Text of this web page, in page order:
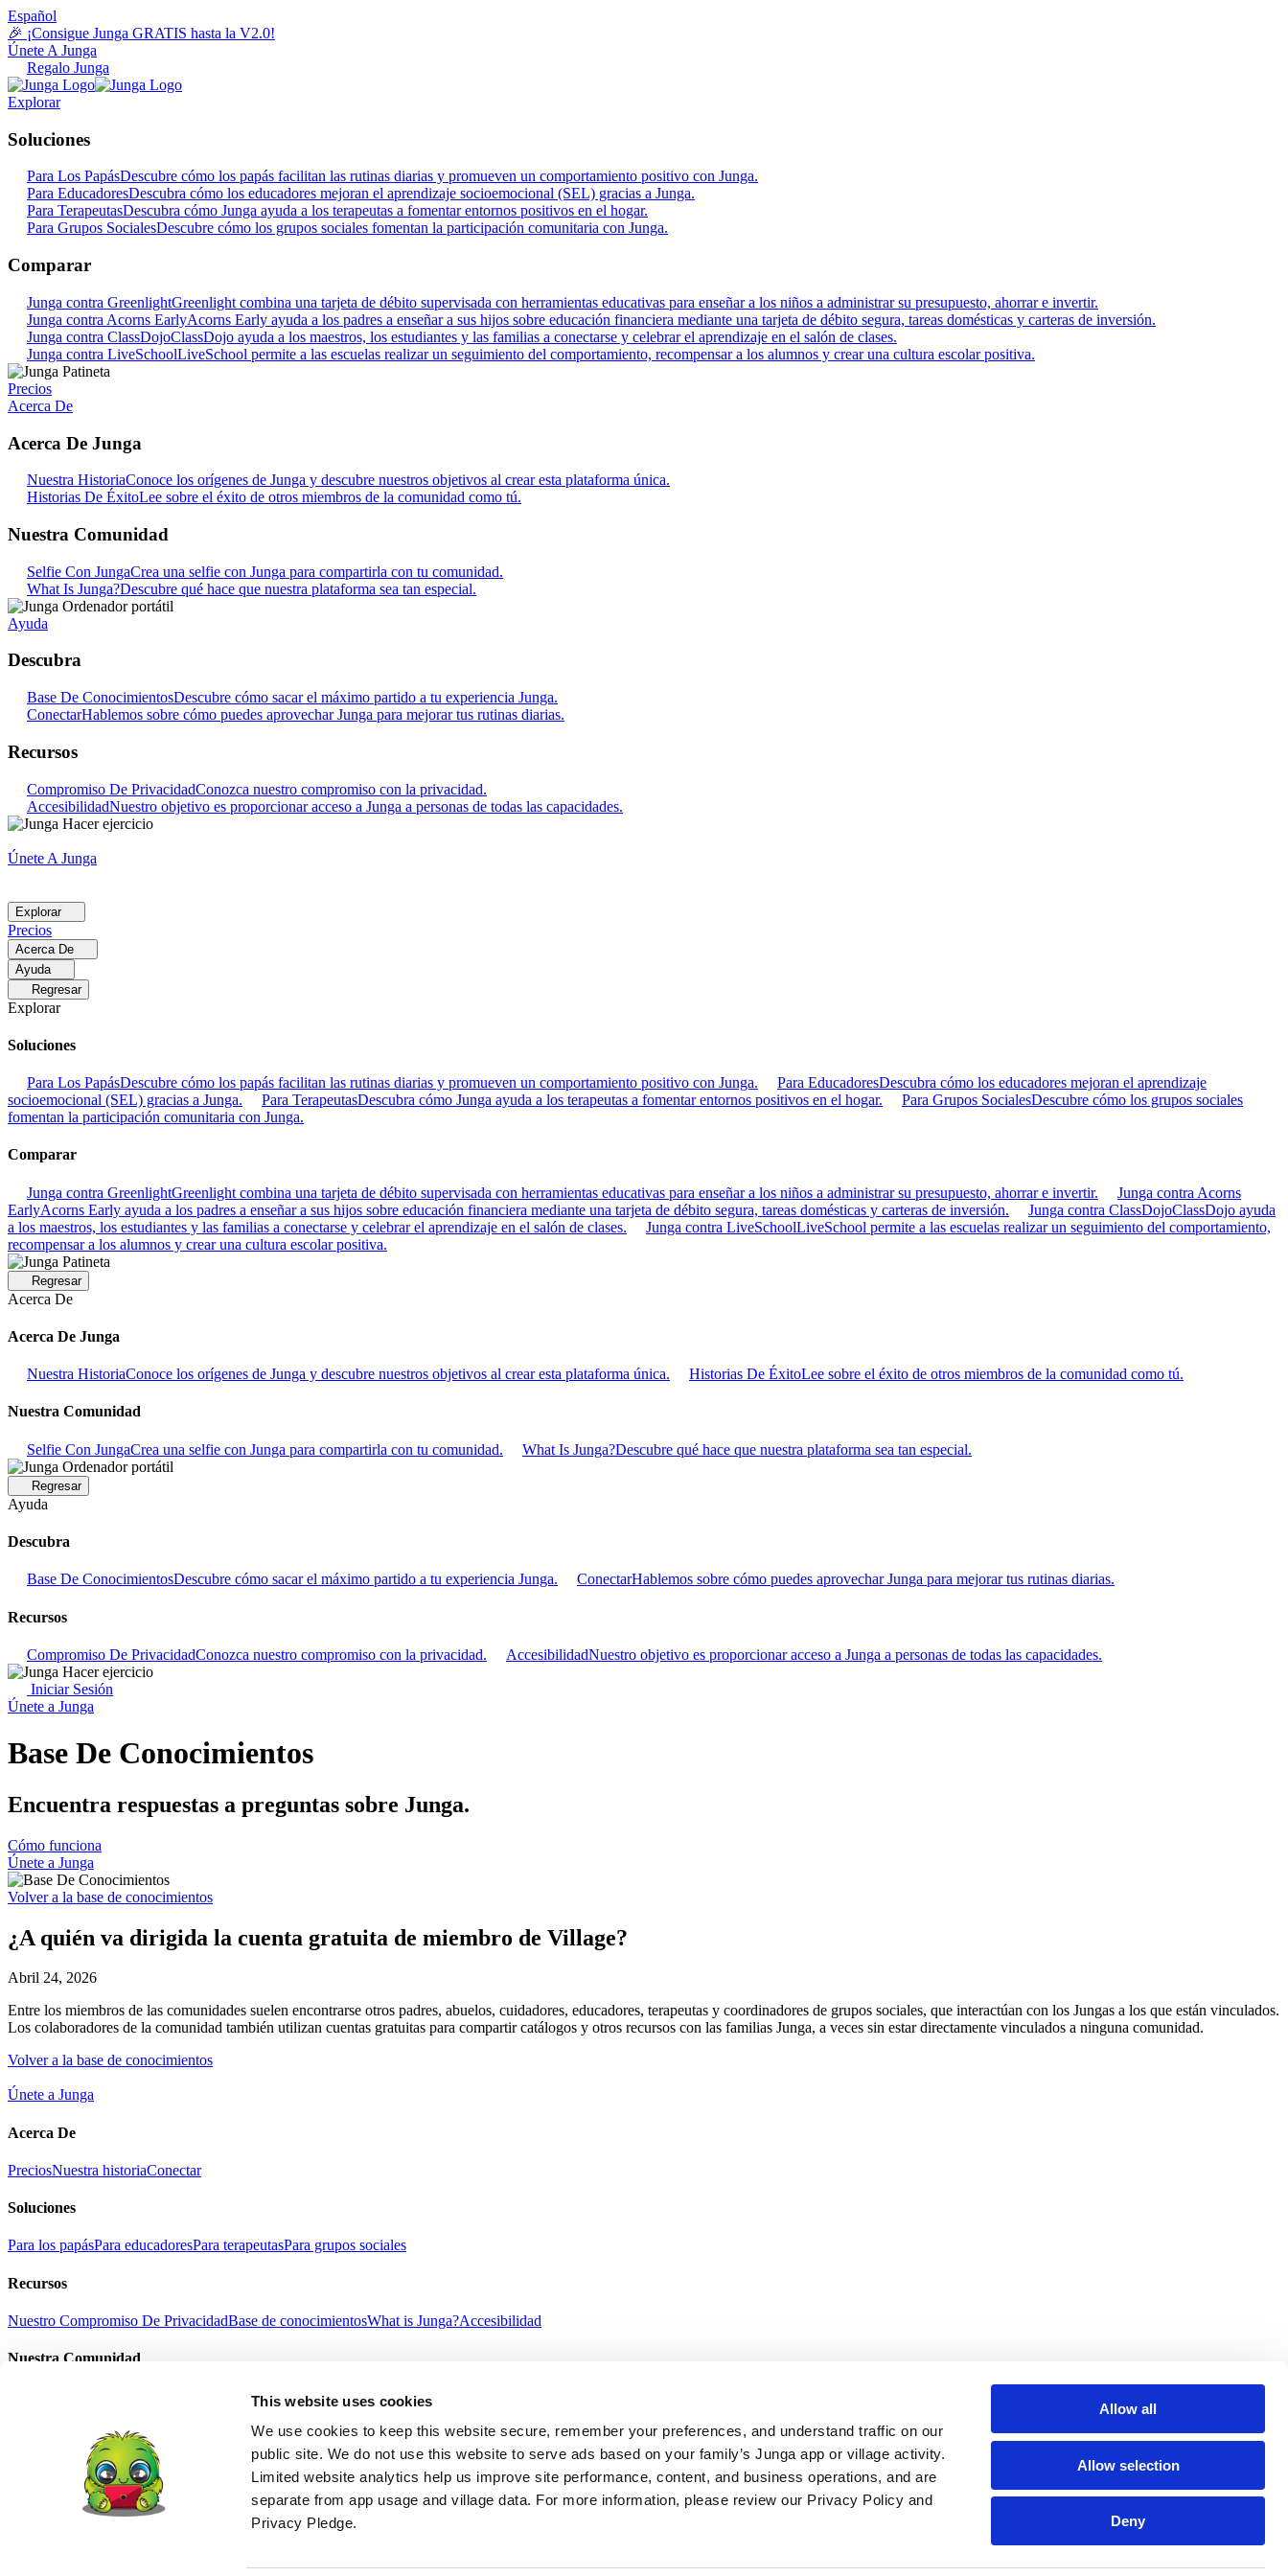
This website uses cookies
We use cookies to keep this website secure, remember your preferences, and understand traffic on our
public site. We do not use this website to serve ads based on your family’s Junga app or village activity.
Limited website analytics help us improve site performance, content, and business operations, and are
separate from app usage and village data. For more information, please review our Privacy Policy and
Privacy Pledge.
Allow all
Allow selection
Deny
Español
🎉 ¡Consigue Junga GRATIS hasta la V2.0!
Únete A Junga
Regalo Junga
Explorar
Soluciones
Para Los PapásDescubre cómo los papás facilitan las rutinas diarias y promueven un comportamiento positivo con Junga.
Para EducadoresDescubra cómo los educadores mejoran el aprendizaje socioemocional (SEL) gracias a Junga.
Para TerapeutasDescubra cómo Junga ayuda a los terapeutas a fomentar entornos positivos en el hogar.
Para Grupos SocialesDescubre cómo los grupos sociales fomentan la participación comunitaria con Junga.
Comparar
Junga contra GreenlightGreenlight combina una tarjeta de débito supervisada con herramientas educativas para enseñar a los niños a administrar su presupuesto, ahorrar e invertir.
Junga contra Acorns EarlyAcorns Early ayuda a los padres a enseñar a sus hijos sobre educación financiera mediante una tarjeta de débito segura, tareas domésticas y carteras de inversión.
Junga contra ClassDojoClassDojo ayuda a los maestros, los estudiantes y las familias a conectarse y celebrar el aprendizaje en el salón de clases.
Junga contra LiveSchoolLiveSchool permite a las escuelas realizar un seguimiento del comportamiento, recompensar a los alumnos y crear una cultura escolar positiva.
Precios
Acerca De
Acerca De Junga
Nuestra HistoriaConoce los orígenes de Junga y descubre nuestros objetivos al crear esta plataforma única.
Historias De ÉxitoLee sobre el éxito de otros miembros de la comunidad como tú.
Nuestra Comunidad
Selfie Con JungaCrea una selfie con Junga para compartirla con tu comunidad.
What Is Junga?Descubre qué hace que nuestra plataforma sea tan especial.
Ayuda
Descubra
Base De ConocimientosDescubre cómo sacar el máximo partido a tu experiencia Junga.
ConectarHablemos sobre cómo puedes aprovechar Junga para mejorar tus rutinas diarias.
Recursos
Compromiso De PrivacidadConozca nuestro compromiso con la privacidad.
AccesibilidadNuestro objetivo es proporcionar acceso a Junga a personas de todas las capacidades.
Únete A Junga
Explorar
Precios
Acerca De
Ayuda
Regresar
Explorar
Soluciones
Para Los PapásDescubre cómo los papás facilitan las rutinas diarias y promueven un comportamiento positivo con Junga. Para EducadoresDescubra cómo los educadores mejoran el aprendizaje
socioemocional (SEL) gracias a Junga.
Para TerapeutasDescubra cómo Junga ayuda a los terapeutas a fomentar entornos positivos en el hogar. Para Grupos SocialesDescubre cómo los grupos sociales
fomentan la participación comunitaria con Junga.
Comparar
Junga contra GreenlightGreenlight combina una tarjeta de débito supervisada con herramientas educativas para enseñar a los niños a administrar su presupuesto, ahorrar e invertir.
Junga contra Acorns
EarlyAcorns Early ayuda a los padres a enseñar a sus hijos sobre educación financiera mediante una tarjeta de débito segura, tareas domésticas y carteras de inversión. Junga contra ClassDojoClassDojo ayuda
a los maestros, los estudiantes y las familias a conectarse y celebrar el aprendizaje en el salón de clases.
Junga contra LiveSchoolLiveSchool permite a las escuelas realizar un seguimiento del comportamiento,
recompensar a los alumnos y crear una cultura escolar positiva.
Regresar
Acerca De
Acerca De Junga
Nuestra HistoriaConoce los orígenes de Junga y descubre nuestros objetivos al crear esta plataforma única. Historias De ÉxitoLee sobre el éxito de otros miembros de la comunidad como tú.
Nuestra Comunidad
Selfie Con JungaCrea una selfie con Junga para compartirla con tu comunidad. What Is Junga?Descubre qué hace que nuestra plataforma sea tan especial.
Regresar
Ayuda
Descubra
Base De ConocimientosDescubre cómo sacar el máximo partido a tu experiencia Junga. ConectarHablemos sobre cómo puedes aprovechar Junga para mejorar tus rutinas diarias.
Recursos
Compromiso De PrivacidadConozca nuestro compromiso con la privacidad. AccesibilidadNuestro objetivo es proporcionar acceso a Junga a personas de todas las capacidades.
Iniciar Sesión
Únete a Junga
Base De Conocimientos
Encuentra respuestas a preguntas sobre Junga.
Cómo funciona
Únete a Junga
Volver a la base de conocimientos
¿A quién va dirigida la cuenta gratuita de miembro de Village?
Abril 24, 2026
Entre los miembros de las comunidades suelen encontrarse otros padres, abuelos, cuidadores, educadores, terapeutas y coordinadores de grupos sociales, que interactúan con los Jungas a los que están vinculados.
Los colaboradores de la comunidad también utilizan cuentas gratuitas para compartir catálogos y otros recursos con las familias Junga, a veces sin estar directamente vinculados a ninguna comunidad.
Volver a la base de conocimientos
Únete a Junga
Acerca De
PreciosNuestra historiaConectar
Soluciones
Para los papásPara educadoresPara terapeutasPara grupos sociales
Recursos
Nuestro Compromiso De PrivacidadBase de conocimientosWhat is Junga?Accesibilidad
Nuestra Comunidad
Regalo JungaNoticias